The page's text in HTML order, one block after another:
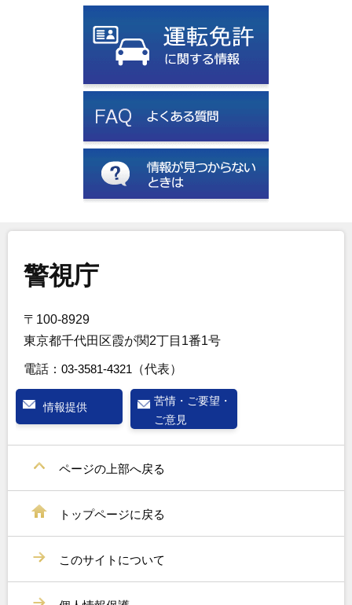
警視庁
〒100-8929
東京都千代田区霞が関2丁目1番1号
電話： 03-3581-4321 （代表）
情報提供
苦情・ご要望・
ご意見
ページの上部へ戻る
トップページに戻る
このサイトについて